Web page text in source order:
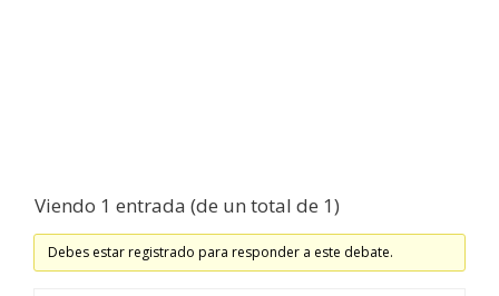
Viendo 1 entrada (de un total de 1)
Debes estar registrado para responder a este debate.